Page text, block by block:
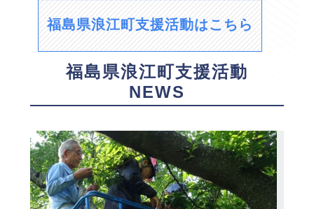
福島県浪江町支援活動はこちら
福島県浪江町支援活動
NEWS